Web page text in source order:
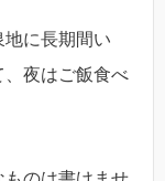
に長期間い
、夜はご飯食べ